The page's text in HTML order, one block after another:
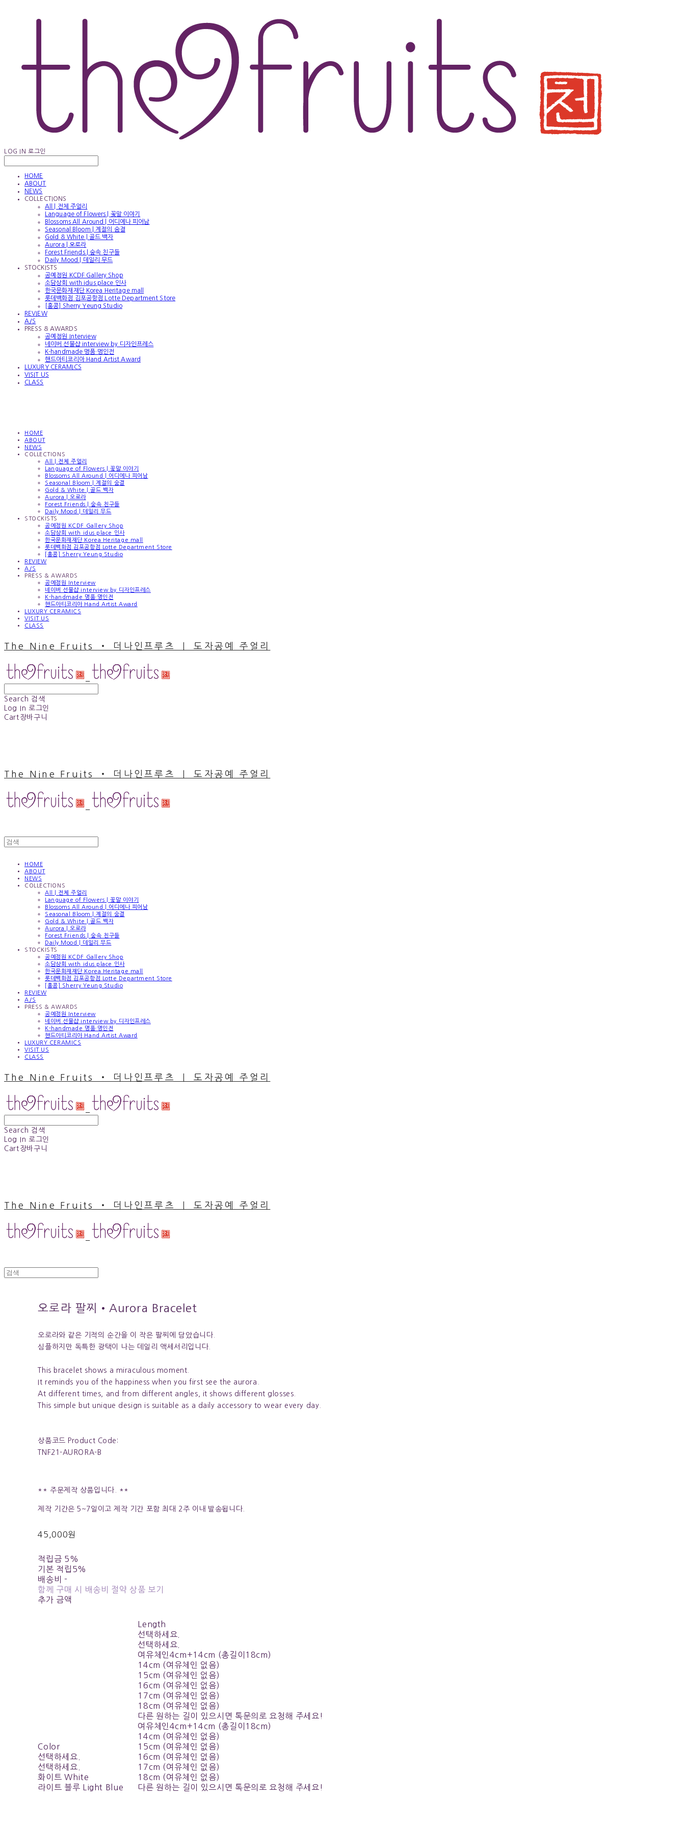
LOG IN 로그인
HOME
ABOUT
NEWS
COLLECTIONS
All | 전체 주얼리
Language of Flowers | 꽃말 이야기
Blossoms All Around | 어디에나 피어남
Seasonal Bloom | 계절의 숨결
Gold & White | 골드 백자
Aurora | 오로라
Forest Friends | 숲속 친구들
Daily Mood | 데일리 무드
STOCKISTS
공예정원 KCDF Gallery Shop
소담상회 with idus place 인사
한국문화재재단 Korea Heritage mall
롯데백화점 김포공항점 Lotte Department Store
[홍콩] Sherry Yeung Studio
REVIEW
A/S
PRESS & AWARDS
공예정원 Interview
네이버 선물샵 interview by 디자인프레스
K-handmade 명품·명인전
핸드아티코리아 Hand Artist Award
LUXURY CERAMICS
VISIT US
CLASS
HOME
ABOUT
NEWS
COLLECTIONS
All | 전체 주얼리
Language of Flowers | 꽃말 이야기
Blossoms All Around | 어디에나 피어남
Seasonal Bloom | 계절의 숨결
Gold & White | 골드 백자
Aurora | 오로라
Forest Friends | 숲속 친구들
Daily Mood | 데일리 무드
STOCKISTS
공예정원 KCDF Gallery Shop
소담상회 with idus place 인사
한국문화재재단 Korea Heritage mall
롯데백화점 김포공항점 Lotte Department Store
[홍콩] Sherry Yeung Studio
REVIEW
A/S
PRESS & AWARDS
공예정원 Interview
네이버 선물샵 interview by 디자인프레스
K-handmade 명품·명인전
핸드아티코리아 Hand Artist Award
LUXURY CERAMICS
VISIT US
CLASS
The Nine Fruits ‧ 더나인프루츠 ｜ 도자공예 주얼리
Search 검색
Log In 로그인
Cart 장바구니
The Nine Fruits ‧ 더나인프루츠 ｜ 도자공예 주얼리
HOME
ABOUT
NEWS
COLLECTIONS
All | 전체 주얼리
Language of Flowers | 꽃말 이야기
Blossoms All Around | 어디에나 피어남
Seasonal Bloom | 계절의 숨결
Gold & White | 골드 백자
Aurora | 오로라
Forest Friends | 숲속 친구들
Daily Mood | 데일리 무드
STOCKISTS
공예정원 KCDF Gallery Shop
소담상회 with idus place 인사
한국문화재재단 Korea Heritage mall
롯데백화점 김포공항점 Lotte Department Store
[홍콩] Sherry Yeung Studio
REVIEW
A/S
PRESS & AWARDS
공예정원 Interview
네이버 선물샵 interview by 디자인프레스
K-handmade 명품·명인전
핸드아티코리아 Hand Artist Award
LUXURY CERAMICS
VISIT US
CLASS
The Nine Fruits ‧ 더나인프루츠 ｜ 도자공예 주얼리
Search 검색
Log In 로그인
Cart 장바구니
The Nine Fruits ‧ 더나인프루츠 ｜ 도자공예 주얼리
오로라 팔찌•Aurora Bracelet
오로라와 같은 기적의 순간을 이 작은 팔찌에 담았습니다.
심플하지만 독특한 광택이 나는 데일리 액세서리입니다.
This bracelet shows a miraculous moment.
It reminds you of the happiness when you first see the aurora.
At different times, and from different angles, it shows different glosses.
This simple but unique design is suitable as a daily accessory to wear every day.
상품코드 Product Code:
TNF21-AURORA-B
** 주문제작 상품입니다. **
제작 기간은 5~7일이고 제작 기간 포함 최대 2주 이내 발송됩니다.
45,000원
적립금 5%
기본 적립 5%
배송비 -
함께 구매 시 배송비 절약 상품 보기
추가 금액
Color
선택하세요.
선택하세요.
화이트 White
라이트 블루 Light Blue
Length
선택하세요.
선택하세요.
여유체인4cm+14cm (총길이18cm)
14cm (여유체인 없음)
15cm (여유체인 없음)
16cm (여유체인 없음)
17cm (여유체인 없음)
18cm (여유체인 없음)
다른 원하는 길이 있으시면 톡문의로 요청해 주세요!
여유체인4cm+14cm (총길이18cm)
14cm (여유체인 없음)
15cm (여유체인 없음)
16cm (여유체인 없음)
17cm (여유체인 없음)
18cm (여유체인 없음)
다른 원하는 길이 있으시면 톡문의로 요청해 주세요!